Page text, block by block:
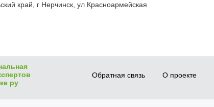
край, г Нерчинск, ул Красноармейская
ру
Обратная связь О проекте